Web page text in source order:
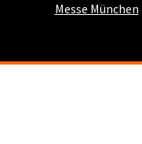
Messe München